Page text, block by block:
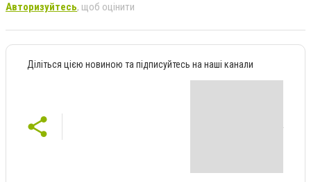
Авторизуйтесь, щоб оцінити
Діліться цією новиною та підписуйтесь на наші канали